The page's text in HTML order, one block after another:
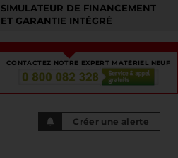
SIMULATEUR DE FINANCEMENT
ET GARANTIE INTÉGRÉ
CONTACTEZ NOTRE EXPERT MATÉRIEL NEUF
Créer une alerte